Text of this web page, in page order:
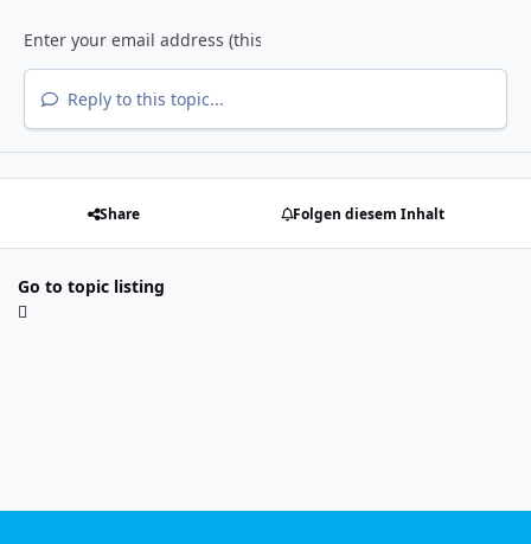
Reply to this topic...
Share Folgen diesem Inhalt
Go to topic listing